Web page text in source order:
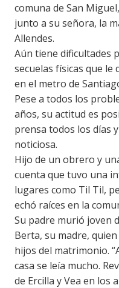
comuna de San
junto a su señora, la
Allendes.
Aún tiene dificultades
secuelas físicas que
en el metro de
Pese a todos los
años, su actitud es
prensa todos los días
noticiosa.
Hijo de un obrero y
cuenta que tuvo una
lugares como Til Til,
echó raíces en la
Su padre murió joven
Berta, su madre,
hijos del matrimonio.
casa se leía mucho.
de Ercilla y Vea en los